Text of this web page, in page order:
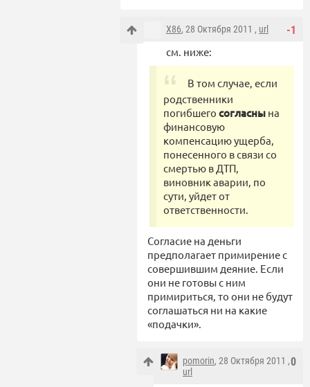
-1
X86, 28 Октября 2011 , url
см. ниже:
В том случае, если
родственники
погибшего согласны на
финансовую
компенсацию ущерба,
понесенного в связи со
смертью в ДТП,
виновник аварии, по
сути, уйдет от
ответственности.
Согласие на деньги
предполагает примирение с
совершившим деяние. Если
они не готовы с ним
примириться, то они не будут
соглашаться ни на какие
«подачки».
0
pomorin, 28 Октября 2011 ,
url